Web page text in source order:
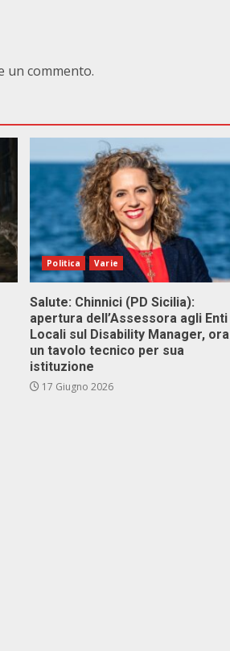
un commento.
Politica Varie
Salute: Chinnici (PD Sicilia):
apertura dell’Assessora agli Enti
Locali sul Disability Manager, ora
un tavolo tecnico per sua
istituzione
17 Giugno 2026